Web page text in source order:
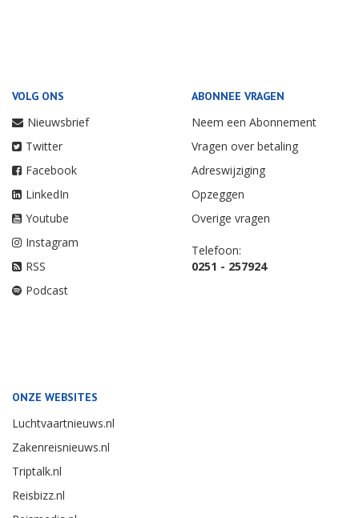
VOLG ONS
Nieuwsbrief
Twitter
Facebook
LinkedIn
Youtube
Instagram
RSS
Podcast
ABONNEE VRAGEN
Neem een Abonnement
Vragen over betaling
Adreswijziging
Opzeggen
Overige vragen
Telefoon:
0251 - 257924
ONZE WEBSITES
Luchtvaartnieuws.nl
Zakenreisnieuws.nl
Triptalk.nl
Reisbizz.nl